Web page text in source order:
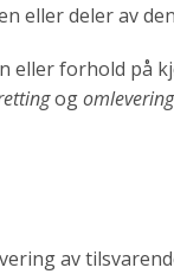
eller deler av
eller forhold
ogomlevering
av